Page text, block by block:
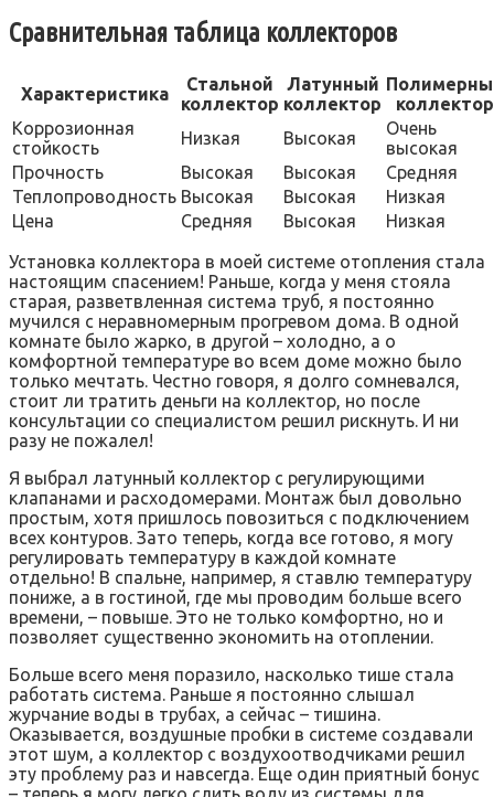
Сравнительная таблица коллекторов
Характеристика
Стальной
коллектор
Латунный
коллектор
коллектор
Коррозионная
стойкость
Низкая Высокая
Очень
высокая
Прочность
Высокая Высокая
Средняя
Теплопроводность Высокая Высокая
Низкая
Цена
Средняя Высокая Низкая
Установка коллектора в моей системе отопления стала
настоящим спасением! Раньше, когда у меня стояла
старая, разветвленная система труб, я постоянно
мучился с неравномерным прогревом дома. В одной
комнате было жарко, в другой – холодно, а о
комфортной температуре во всем доме можно было
только мечтать. Честно говоря, я долго сомневался,
стоит ли тратить деньги на коллектор, но после
консультации со специалистом решил рискнуть. И ни
разу не пожалел!
Я выбрал латунный коллектор с регулирующими
клапанами и расходомерами. Монтаж был довольно
простым, хотя пришлось повозиться с подключением
всех контуров. Зато теперь, когда все готово, я могу
регулировать температуру в каждой комнате
отдельно! В спальне, например, я ставлю температуру
пониже, а в гостиной, где мы проводим больше всего
времени, – повыше. Это не только комфортно, но и
позволяет существенно экономить на отоплении.
Больше всего меня поразило, насколько тише стала
работать система. Раньше я постоянно слышал
журчание воды в трубах, а сейчас – тишина.
Оказывается, воздушные пробки в системе создавали
этот шум, а коллектор с воздухоотводчиками решил
эту проблему раз и навсегда. Еще один приятный бонус